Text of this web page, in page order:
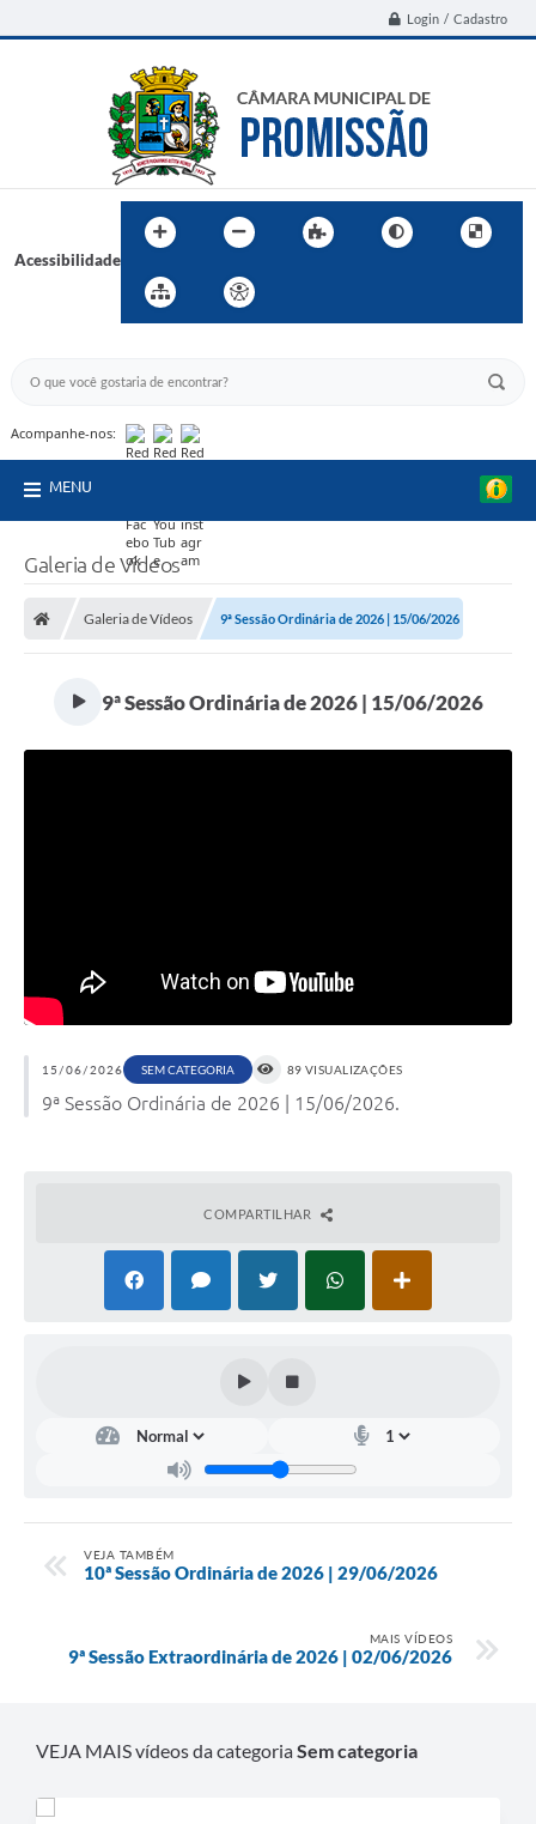
Login / Cadastro
Acessibilidade
Acompanhe-nos:
MENU
Galeria de Vídeos
Galeria de Vídeos 9ª Sessão Ordinária de 2026 | 15/06/2026
9ª Sessão Ordinária de 2026 | 15/06/2026
15/06/2026 SEM CATEGORIA 89 VISUALIZAÇÕES
9ª Sessão Ordinária de 2026 | 15/06/2026.
COMPARTILHAR
VEJA TAMBÉM
10ª Sessão Ordinária de 2026 | 29/06/2026
MAIS VÍDEOS
9ª Sessão Extraordinária de 2026 | 02/06/2026
VEJA MAIS vídeos da categoriaSem categoria